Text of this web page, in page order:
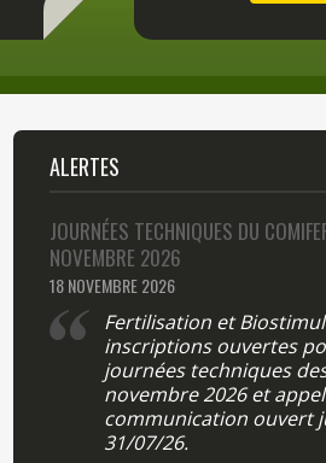
ALERTES
JOURNÉES TECHNIQUES DU
NOVEMBRE 2026
18 NOVEMBRE 2026
Fertilisation et
inscriptions ouvertes
journées techniques
novembre 2026 et
communication ouvert
31/07/26.